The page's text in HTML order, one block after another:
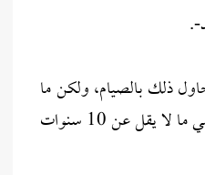
.
ذلك بالصيام، ولكن ما
زالت الشهوة موجودة، وأمامي ما لا يقل عن 10 سنوات